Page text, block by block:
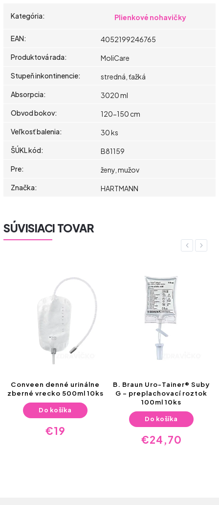
Kategória: Plienkové nohavičky
EAN:
4052199246765
Produktová rada:
MoliCare
Stupeň inkontinencie:
stredná, ťažká
Absorpcia:
3020 ml
Obvod bokov:
120-150 cm
Veľkosť balenia:
30 ks
ŠÚKL kód:
B81159
Pre:
ženy, mužov
Značka: HARTMANN
SÚVISIACI TOVAR
Previous
Conveen denné urinálne
zberné vrecko 500ml 10ks
€19
Do košíka
B. Braun Uro-Tainer® Suby
G – preplachovací roztok
100ml 10ks
€24,70
Do košíka
Next